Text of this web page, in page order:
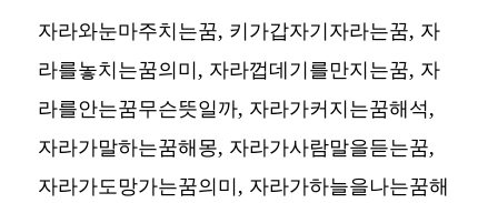
자라와눈마주치는꿈, 키가갑자기자라는꿈, 자
라를놓치는꿈의미, 자라껍데기를만지는꿈, 자
라를안는꿈무슨뜻일까, 자라가커지는꿈해석,
자라가말하는꿈해몽, 자라가사람말을듣는꿈,
자라가도망가는꿈의미, 자라가하늘을나는꿈해